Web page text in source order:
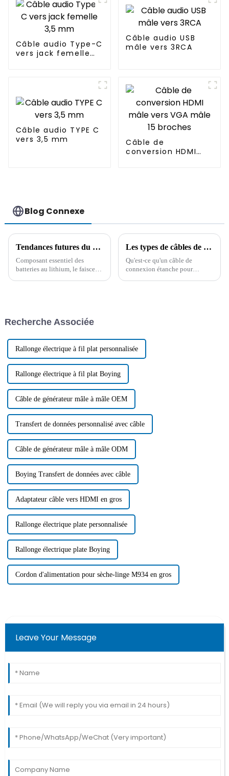
AC100-250 V avec
minuterie
Câble audio Type-C
vers jack femelle
Câble audio USB
mâle vers 3RCA
Câble audio TYPE C
vers 3,5 mm
Câble de
conversion HDMI
Blog Connexe
Tendances futures du développement du faisceau de câbles des batteries au lithium
Composant essentiel des
batteries au lithium, le faisceau
abordés.
Les types de câbles de connexion étanches pour produits d'éclairage et leur application
Qu'est-ce qu'un câble de
connexion étanche pour
Recherche Associée
Rallonge électrique à fil plat personnalisée
Rallonge électrique à fil plat Boying
Câble de générateur mâle à mâle OEM
Transfert de données personnalisé avec câble
Câble de générateur mâle à mâle ODM
Boying Transfert de données avec câble
Adaptateur câble vers HDMI en gros
Rallonge électrique plate personnalisée
Rallonge électrique plate Boying
Cordon d'alimentation pour sèche-linge M934 en gros
Leave Your Message